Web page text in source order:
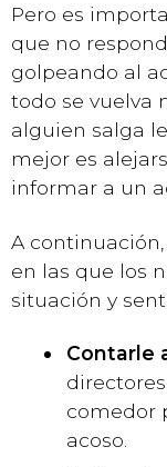
Pero es
que no
golpeando al
todo se vuelva
alguien salga
mejor es
informar a un
A
en las que los
situación y
Contarle
comedor
acoso.